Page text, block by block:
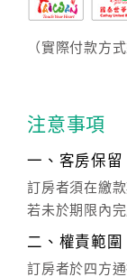
（實際付款方
注意事項
一、客房保留
訂房者須在繳
若未於期限內
二、權責範圍
訂房者於四方